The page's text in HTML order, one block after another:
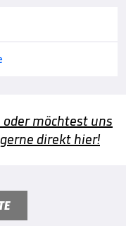
möchtest uns
direkt hier!